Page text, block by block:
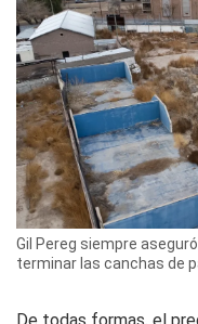
Gil Pereg siempre
terminar las canchas de
De todas formas, el